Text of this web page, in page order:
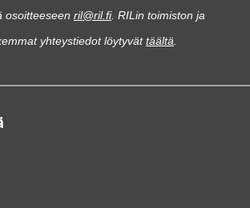
osoitteeseen ril@ril.fi. RILin toimiston ja
yhteystiedot löytyvättäältä